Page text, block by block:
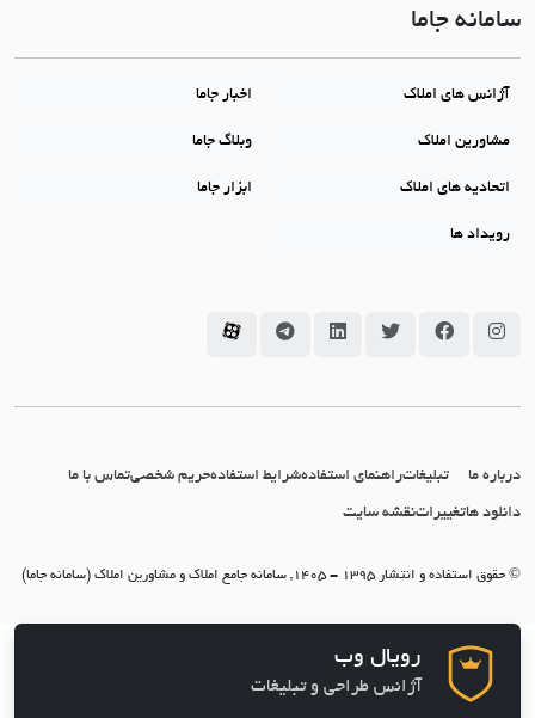
سامانه جاما
آژانس های املاک اخبار جاما
مشاورین املاک وبلاگ جاما
اتحادیه های املاک ابزار جاما
رویداد ها
سامانه جاما در اینستاگرام
سامانه جاما در فیسبوک
سامانه جاما در توئیتر
سامانه جاما در لینکداین
سامانه جاما در تلگرام
سامانه جاما در آپارات
درباره ما تبلیغاتراهنمای استفادهشرایط استفادهحریم شخصیتماس با ما
دانلود هاتغییراتنقشه سایت
© حقوق استفاده و انتشار 1395 - 1405, سامانه جامع املاک و مشاورین املاک (سامانه جاما)
رویال وب
آژانس طراحی و تبلیغات